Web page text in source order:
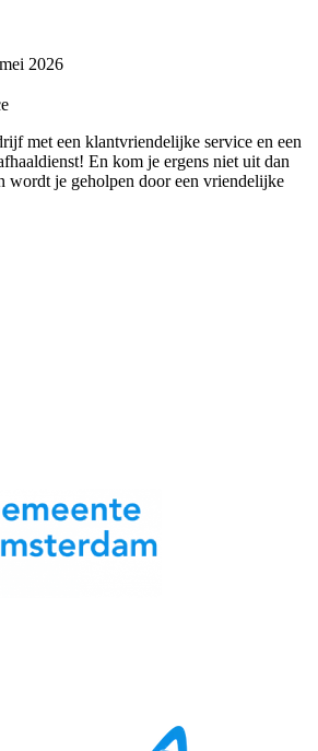
2026
met een klantvriendelijke service en een
En kom je ergens niet uit dan
wordt je geholpen door een vriendelijke